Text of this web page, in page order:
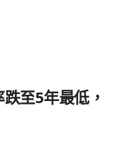
至5年最低，